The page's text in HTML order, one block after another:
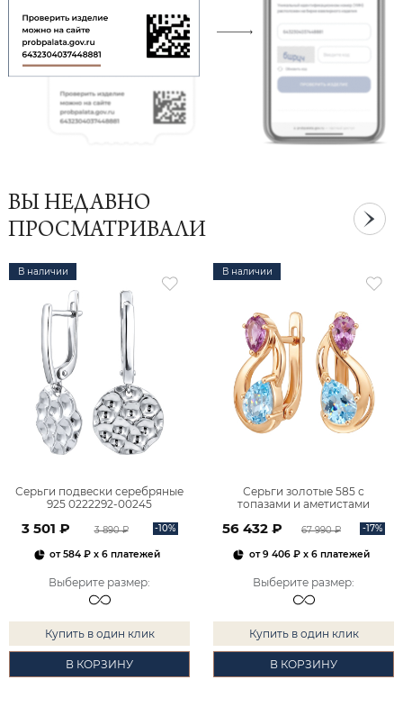
ВЫ НЕДАВНО
ПРОСМАТРИВАЛИ
В наличии
Серьги подвески серебряные
925 0222292-00245
3 501 ₽ 3 890 ₽ -10%
от584 ₽ x 6 платежей
Выберите размер:
Купить в один клик
В КОРЗИНУ
В наличии
Серьги золотые 585 с
топазами и аметистами
56 432 ₽ 67 990 ₽ -17%
от9 406 ₽x 6 платежей
Выберите размер:
Купить в один клик
В КОРЗИНУ